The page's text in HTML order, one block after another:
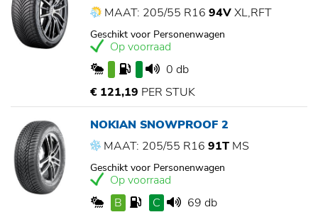
MAAT: 205/55 R16 94VXL,RFT
Geschikt voor Personenwagen
Op voorraad
0 db
€ 121,19 PER STUK
NOKIAN SNOWPROOF 2
MAAT: 205/55 R16 91T MS
Geschikt voor Personenwagen
Op voorraad
B
C
69 db